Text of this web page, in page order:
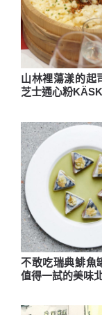
山林裡蕩漾的起
芝士通心粉
不敢吃瑞典鯡魚
值得一試的美味